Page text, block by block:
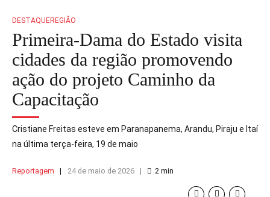
DESTAQUEREGIÃO
Primeira-Dama do Estado visita
cidades da região promovendo
ação do projeto Caminho da
Capacitação
Cristiane Freitas esteve em Paranapanema, Arandu, Piraju e Itaí
na última terça-feira, 19 de maio
Reportagem 24 de maio de 2026 2 min